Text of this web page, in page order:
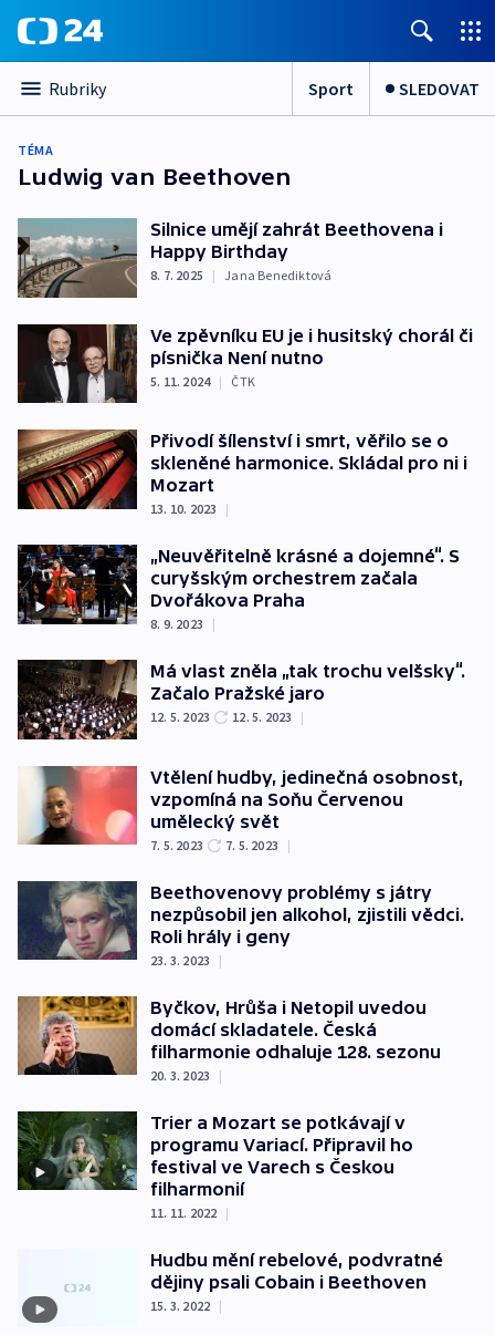
Rubriky Sport SLEDOVAT
TÉMA
Ludwig van Beethoven
Silnice umějí zahrát Beethovena i
Happy Birthday
8. 7. 2025 | Jana Benediktová
Ve zpěvníku EU je i husitský chorál či
písnička Není nutno
5. 11. 2024 | ČTK
Přivodí šílenství i smrt, věřilo se o
skleněné harmonice. Skládal pro ni i
Mozart
13. 10. 2023 |
„Neuvěřitelně krásné a dojemné“. S
curyšským orchestrem začala
Dvořákova Praha
8. 9. 2023 |
Má vlast zněla „tak trochu velšsky“.
Začalo Pražské jaro
12. 5. 2023 12. 5. 2023 |
Vtělení hudby, jedinečná osobnost,
vzpomíná na Soňu Červenou
umělecký svět
7. 5. 2023 7. 5. 2023 |
Beethovenovy problémy s játry
nezpůsobil jen alkohol, zjistili vědci.
Roli hrály i geny
23. 3. 2023 |
Byčkov, Hrůša i Netopil uvedou
domácí skladatele. Česká
filharmonie odhaluje 128. sezonu
20. 3. 2023 |
Trier a Mozart se potkávají v
programu Variací. Připravil ho
festival ve Varech s Českou
filharmonií
11. 11. 2022 |
Hudbu mění rebelové, podvratné
dějiny psali Cobain i Beethoven
15. 3. 2022 |